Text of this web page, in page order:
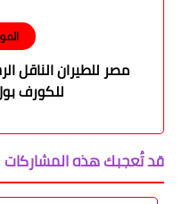
مصر للطيران الناقل
للكورف بول
قد تُعجبك هذه المشاركات